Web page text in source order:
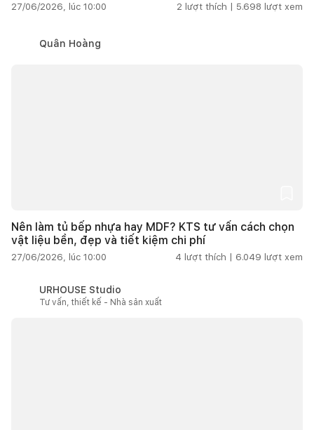
27/06/2026, lúc 10:00 2 lượt thích | 5.698 lượt xem
Quân Hoàng
Nên làm tủ bếp nhựa hay MDF? KTS tư vấn cách chọn
vật liệu bền, đẹp và tiết kiệm chi phí
27/06/2026, lúc 10:00 4 lượt thích | 6.049 lượt xem
URHOUSE Studio
Tư vấn, thiết kế - Nhà sản xuất